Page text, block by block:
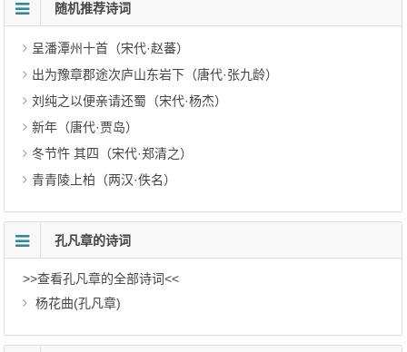
随机推荐诗词
呈潘潭州十首（宋代·赵蕃）
出为豫章郡途次庐山东岩下（唐代·张九龄）
刘纯之以便亲请还蜀（宋代·杨杰）
新年（唐代·贾岛）
冬节忤 其四（宋代·郑清之）
青青陵上柏（两汉·佚名）
孔凡章的诗词
>>查看孔凡章的全部诗词<<
杨花曲(孔凡章)